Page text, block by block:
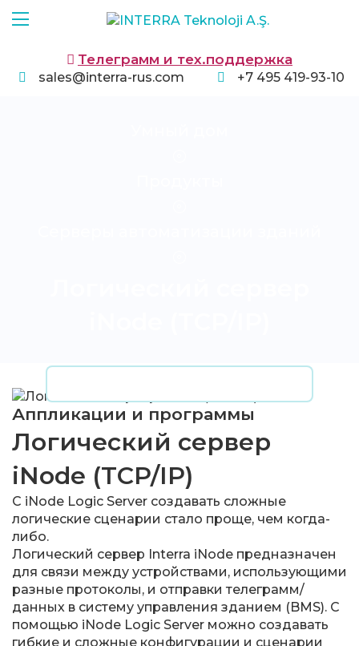
Телеграмм и тех.поддержка
sales@interra-rus.com +7 495 419-93-10
Аппликации и программы
Логический сервер
iNode (TCP/IP)
С iNode Logic Server создавать сложные
логические сценарии стало проще, чем когда-
либо.
Логический сервер Interra iNode предназначен
для связи между устройствами, использующими
разные протоколы, и отправки телеграмм/
данных в систему управления зданием (BMS). С
помощью iNode Logic Server можно создавать
гибкие и сложные конфигурации и сценарии